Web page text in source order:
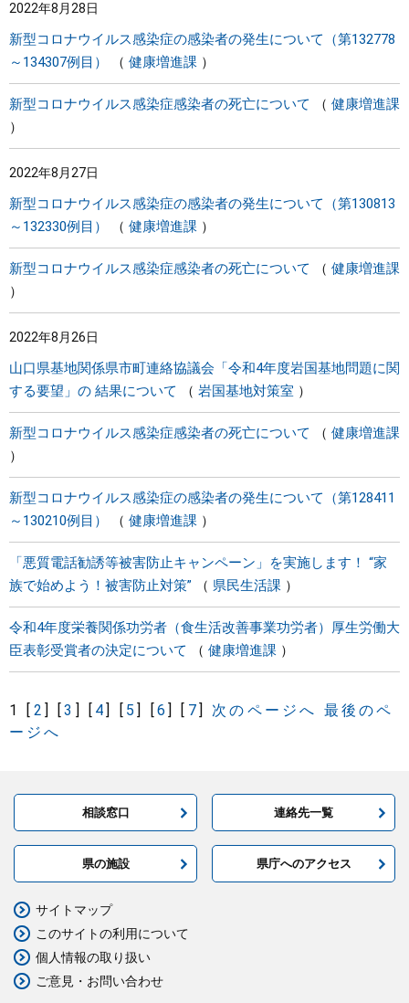
2022年8月28日
新型コロナウイルス感染症の感染者の発生について（第132778
～134307例目）
健康増進課
新型コロナウイルス感染症感染者の死亡について 健康増進課
2022年8月27日
新型コロナウイルス感染症の感染者の発生について（第130813
～132330例目）
健康増進課
新型コロナウイルス感染症感染者の死亡について 健康増進課
2022年8月26日
山口県基地関係県市町連絡協議会「令和4年度岩国基地問題に関
する要望」の 結果について
岩国基地対策室
新型コロナウイルス感染症感染者の死亡について 健康増進課
新型コロナウイルス感染症の感染者の発生について（第128411
～130210例目）
健康増進課
「悪質電話勧誘等被害防止キャンペーン」を実施します！ “家
族で始めよう！被害防止対策”
県民生活課
令和4年度栄養関係功労者（食生活改善事業功労者）厚生労働大
臣表彰受賞者の決定について
健康増進課
1 [ 2 ] [3 ] [ 4] [ 5] [6] [ 7] 次のページへ 最後のペ
ージへ
相談窓口 連絡先一覧
県の施設 県庁へのアクセス
サイトマップ
このサイトの利用について
個人情報の取り扱い
ご意見・お問い合わせ